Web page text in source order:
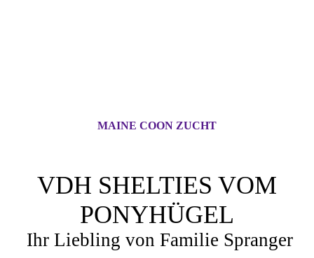
MAINE COON ZUCHT
VDH SHELTIES VOM
PONYHÜGEL
Ihr Liebling von Familie Spranger